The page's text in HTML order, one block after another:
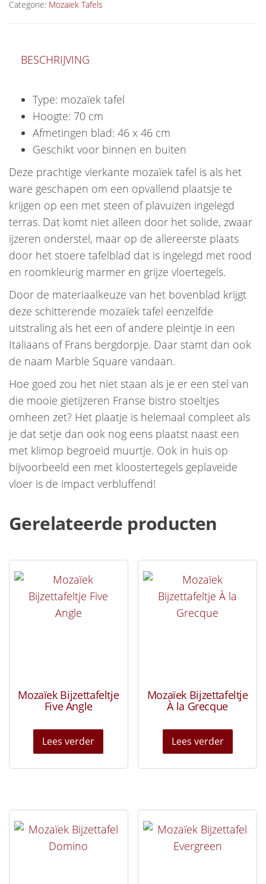
Categorie: Mozaiek Tafels
BESCHRIJVING
Type: mozaïek tafel
Hoogte: 70 cm
Afmetingen blad: 46 x 46 cm
Geschikt voor binnen en buiten
Deze prachtige vierkante mozaïek tafel is als het
ware geschapen om een opvallend plaatsje te
krijgen op een met steen of plavuizen ingelegd
terras. Dat komt niet alleen door het solide, zwaar
ijzeren onderstel, maar op de allereerste plaats
door het stoere tafelblad dat is ingelegd met rood
en roomkleurig marmer en grijze vloertegels.
Door de materiaalkeuze van het bovenblad krijgt
deze schitterende mozaïek tafel eenzelfde
uitstraling als het een of andere pleintje in een
Italiaans of Frans bergdorpje. Daar stamt dan ook
de naam Marble Square vandaan.
Hoe goed zou het niet staan als je er een stel van
die mooie gietijzeren Franse bistro stoeltjes
omheen zet? Het plaatje is helemaal compleet als
je dat setje dan ook nog eens plaatst naast een
met klimop begroeid muurtje. Ook in huis op
bijvoorbeeld een met kloostertegels geplaveide
vloer is de impact verbluffend!
Gerelateerde producten
Mozaïek Bijzettafeltje
Five Angle
Lees verder
Mozaïek Bijzettafeltje
À la Grecque
Lees verder